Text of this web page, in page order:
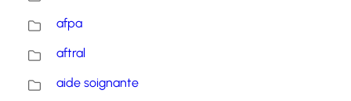
afpa
aftral
aide soignante